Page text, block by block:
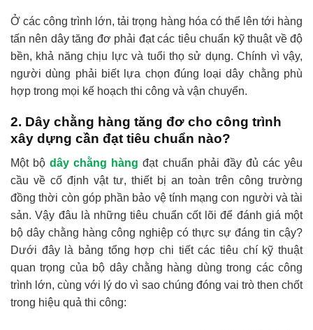
Ở các công trình lớn, tải trọng hàng hóa có thể lên tới hàng
tấn nên dây tăng đơ phải đạt các tiêu chuẩn kỹ thuật về độ
bền, khả năng chịu lực và tuổi thọ sử dụng. Chính vì vậy,
người dùng phải biết lựa chọn đúng loại dây chằng phù
hợp trong mọi kế hoạch thi công và vận chuyển.
2. Dây chằng hàng tăng đơ cho công trình
xây dựng cần đạt tiêu chuẩn nào?
Một bộdây chằng hàng đạt chuẩn phải đầy đủ các yêu
cầu về cố định vật tư, thiết bị an toàn trên công trường
đồng thời còn góp phần bảo vệ tính mạng con người và tài
sản. Vậy đâu là những tiêu chuẩn cốt lõi để đánh giá một
bộ dây chằng hàng công nghiệp có thực sự đáng tin cậy?
Dưới đây là bảng tổng hợp chi tiết các tiêu chí kỹ thuật
quan trọng của bộ dây chằng hàng dùng trong các công
trình lớn, cùng với lý do vì sao chúng đóng vai trò then chốt
trong hiệu quả thi công: